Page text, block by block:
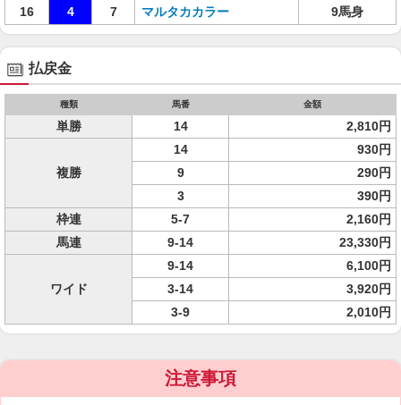
16
4 7 マルタカカラー 9馬身
払戻金
種類 馬番 金額
単勝 14 2,810円
複勝
14
930円
9
290円
3
390円
枠連
5-7
2,160円
馬連
9-14 23,330円
ワイド
9-14
6,100円
3-14
3,920円
3-9
2,010円
注意事項